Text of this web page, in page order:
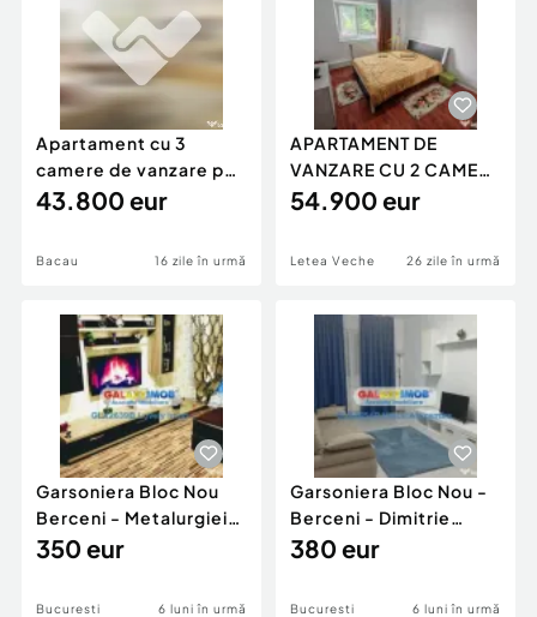
Afaceri și echipamente profesionale
Inchiriere Bunuri si Vehicule
Apartament cu 3
camere de vanzare pe
Strada Alecu Russo
43.800 eur
Bacau 16 zile în urmă
APARTAMENT DE
VANZARE CU 2 CAMERE
DECOMANDATE
54.900 eur
Letea Veche 26 zile în urmă
Garsoniera Bloc Nou
Berceni - Metalurgiei
Park - Postalionul
350 eur
Bucuresti 6 luni în urmă
Garsoniera Bloc Nou -
Berceni - Dimitrie
Leonida
380 eur
Bucuresti 6 luni în urmă